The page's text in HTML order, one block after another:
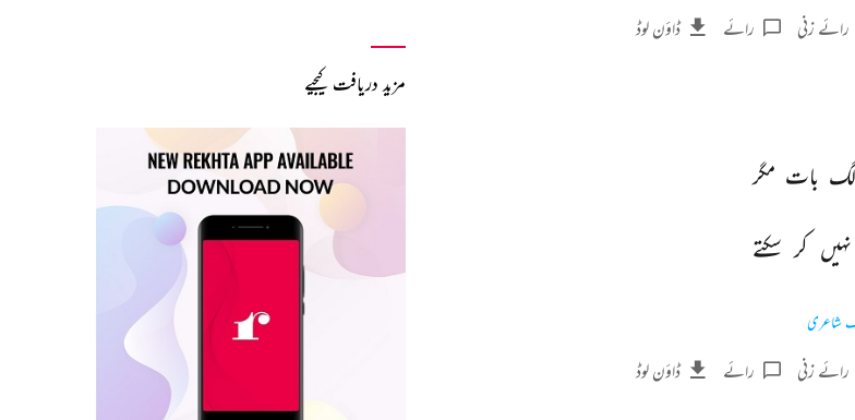
رائے زنی رائے ڈاؤن لوڈ
بات مگر
نہیں کر سکتے
شاعری
رائے زنی رائے ڈاؤن لوڈ
مزید دریافت کیجیے